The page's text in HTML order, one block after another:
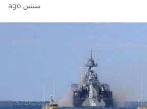
سنتين ago